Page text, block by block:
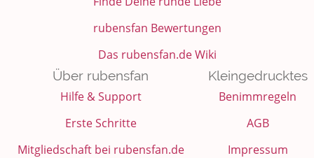
rubensfan Bewertungen
Das rubensfan.de Wiki
Über rubensfan
Hilfe & Support
Erste Schritte
Mitgliedschaft bei rubensfan.de
Kleingedrucktes
Benimmregeln
AGB
Impressum